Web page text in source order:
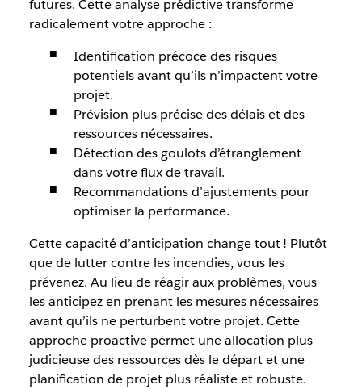
futures. Cette analyse prédictive transforme
radicalement votre approche :
Identification précoce des risques
potentiels avant qu’ils n’impactent votre
projet.
Prévision plus précise des délais et des
ressources nécessaires.
Détection des goulots d’étranglement
dans votre flux de travail.
Recommandations d’ajustements pour
optimiser la performance.
Cette capacité d’anticipation change tout ! Plutôt
que de lutter contre les incendies, vous les
prévenez. Au lieu de réagir aux problèmes, vous
les anticipez en prenant les mesures nécessaires
avant qu’ils ne perturbent votre projet. Cette
approche proactive permet une allocation plus
judicieuse des ressources dès le départ et une
planification de projet plus réaliste et robuste.